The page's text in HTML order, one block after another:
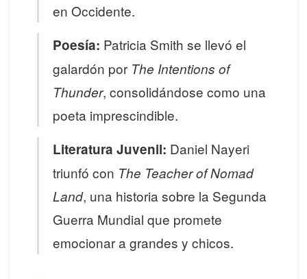
en Occidente.
Poesía: Patricia Smith se llevó el
galardón por The Intentions of
Thunder, consolidándose como una
poeta imprescindible.
Literatura Juvenil: Daniel Nayeri
triunfó con The Teacher of Nomad
Land, una historia sobre la Segunda
Guerra Mundial que promete
emocionar a grandes y chicos.